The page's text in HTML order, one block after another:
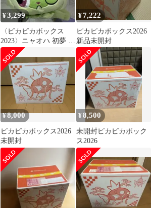
¥3,299
〈ピカピカボックス
2023〉ニャオハ 初夢 ぬ
いぐるみ
¥7,222
ピカピカボックス2026
新品未開封
¥8,000
ピカピカボックス2026
未開封
¥8,500
未開封ピカピカボック
ス2026